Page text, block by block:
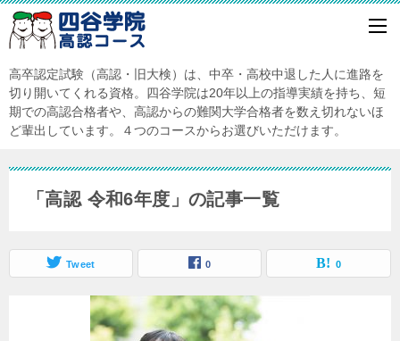
高卒認定試験（高認・旧大検）は、中卒・高校中退した人に進路を
切り開いてくれる資格。四谷学院は20年以上の指導実績を持ち、短
期での高認合格者や、高認からの難関大学合格者を数え切れないほ
ど輩出しています。４つのコースからお選びいただけます。
「高認 令和6年度」の記事一覧
Tweet 0 0